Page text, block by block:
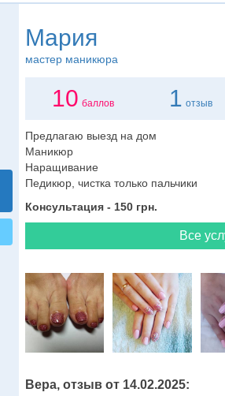
Мария
мастер маникюра
10 баллов 1 отзыв
Предлагаю выезд на дом
Маникюр
Наращивание
Педикюр, чистка только пальчики
Консультация - 150 грн.
Все
Вера, отзыв от 14.02.2025: